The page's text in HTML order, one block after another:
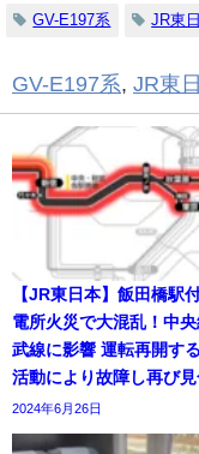
GV-E197系 JR東
GV-E197系, JR東
【JR東日本】飯田橋駅
電所火災で大混乱！中
武線に影響 運転再開す
活動により故障し再び
2024年6月26日